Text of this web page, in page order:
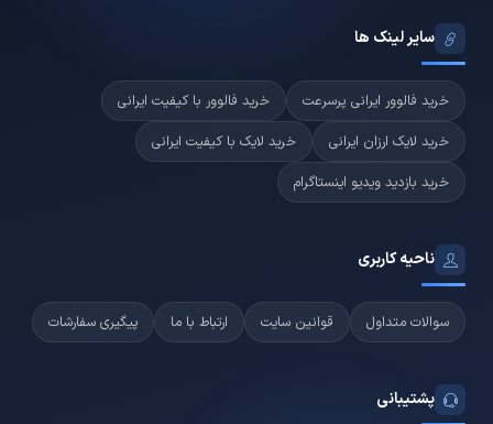
سایر لینک ها
خرید فالوور ایرانی پرسرعت
خرید فالوور با کیفیت ایرانی
خرید لایک ارزان ایرانی
خرید لایک با کیفیت ایرانی
خرید بازدید ویدیو اینستاگرام
ناحیه کاربری
سوالات متداول قوانین سایت ارتباط با ما پیگیری سفارشات
پشتیبانی